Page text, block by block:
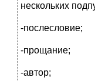
нескольких
-послесловие;
-прощание;
-автор;